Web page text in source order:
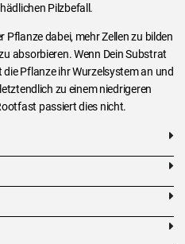
Pilzbefall.
Pflanze dabei, mehr Zellen zu bilden
absorbieren. Wenn Dein Substrat
Pflanze ihr Wurzelsystem an und
zu einem niedrigeren
passiert dies nicht.